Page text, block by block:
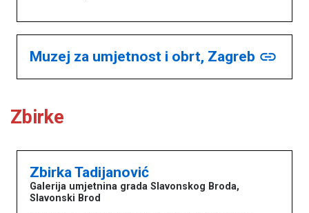
Muzej za umjetnost i obrt, Zagreb link
Zbirke
Zbirka Tadijanović
Galerija umjetnina grada Slavonskog Broda,
Slavonski Brod